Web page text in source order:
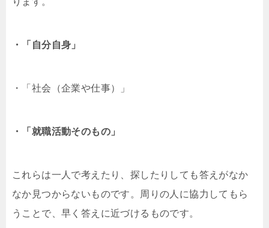
・「自分自身」
・「社会（企業や仕事）」
・「就職活動そのもの」
これらは一人で考えたり、探したりしても答えがなか
なか見つからないものです。周りの人に協力してもら
うことで、早く答えに近づけるものです。